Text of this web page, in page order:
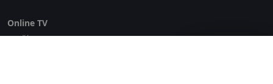
Online TV
Lepší.TV